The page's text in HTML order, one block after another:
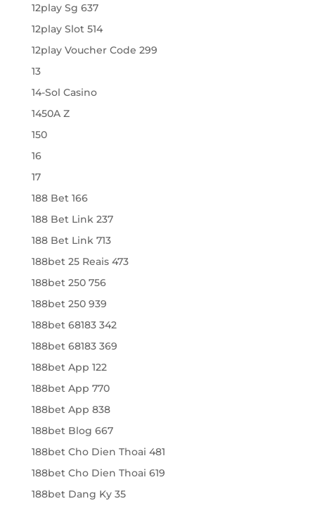
12play Sg 637
12play Slot 514
12play Voucher Code 299
13
14-Sol Casino
1450A Z
150
16
17
188 Bet 166
188 Bet Link 237
188 Bet Link 713
188bet 25 Reais 473
188bet 250 756
188bet 250 939
188bet 68183 342
188bet 68183 369
188bet App 122
188bet App 770
188bet App 838
188bet Blog 667
188bet Cho Dien Thoai 481
188bet Cho Dien Thoai 619
188bet Dang Ky 35